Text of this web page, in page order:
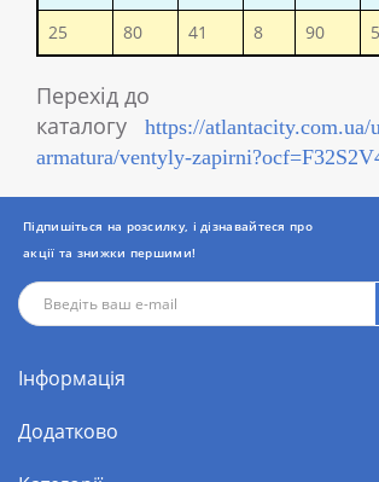
25
80 41 8 90
Перехід до
каталогу
https://atlantacity.com.ua/
armatura/ventyly-
Підпишіться на розсилку, і дізнавайтеся про
акції та знижки першими!
Інформація
Додатково